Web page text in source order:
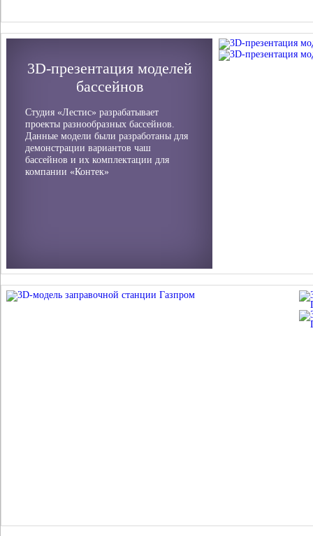
3D-презентация моделей
бассейнов
Студия «Лестис» разрабатывает
проекты разнообразных бассейнов.
Данные модели были разработаны для
демонстрации вариантов чаш
бассейнов и их комплектации для
компании «Контек»